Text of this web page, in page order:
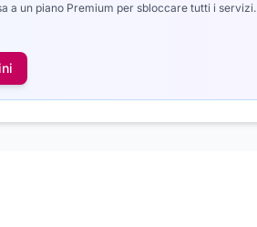
a un piano Premium per sbloccare tutti i servizi.